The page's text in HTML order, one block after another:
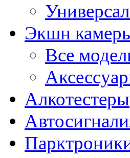
Экшн
Все
Алкотестеры